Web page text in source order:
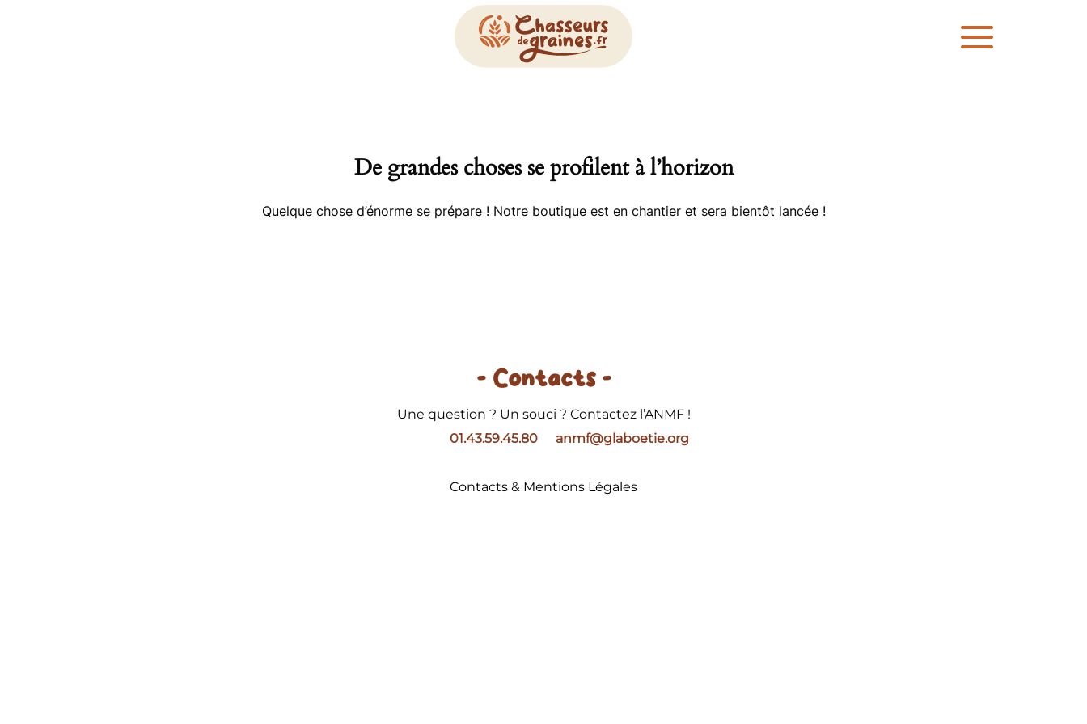
De grandes choses se profilent à l’horizon
Quelque chose d’énorme se prépare ! Notre boutique est en chantier et sera bientôt lancée !
- Contacts -
Une question ? Un souci ? Contactez l’ANMF !
01.43.59.45.80
anmf@glaboetie.org
Contacts & Mentions Légales